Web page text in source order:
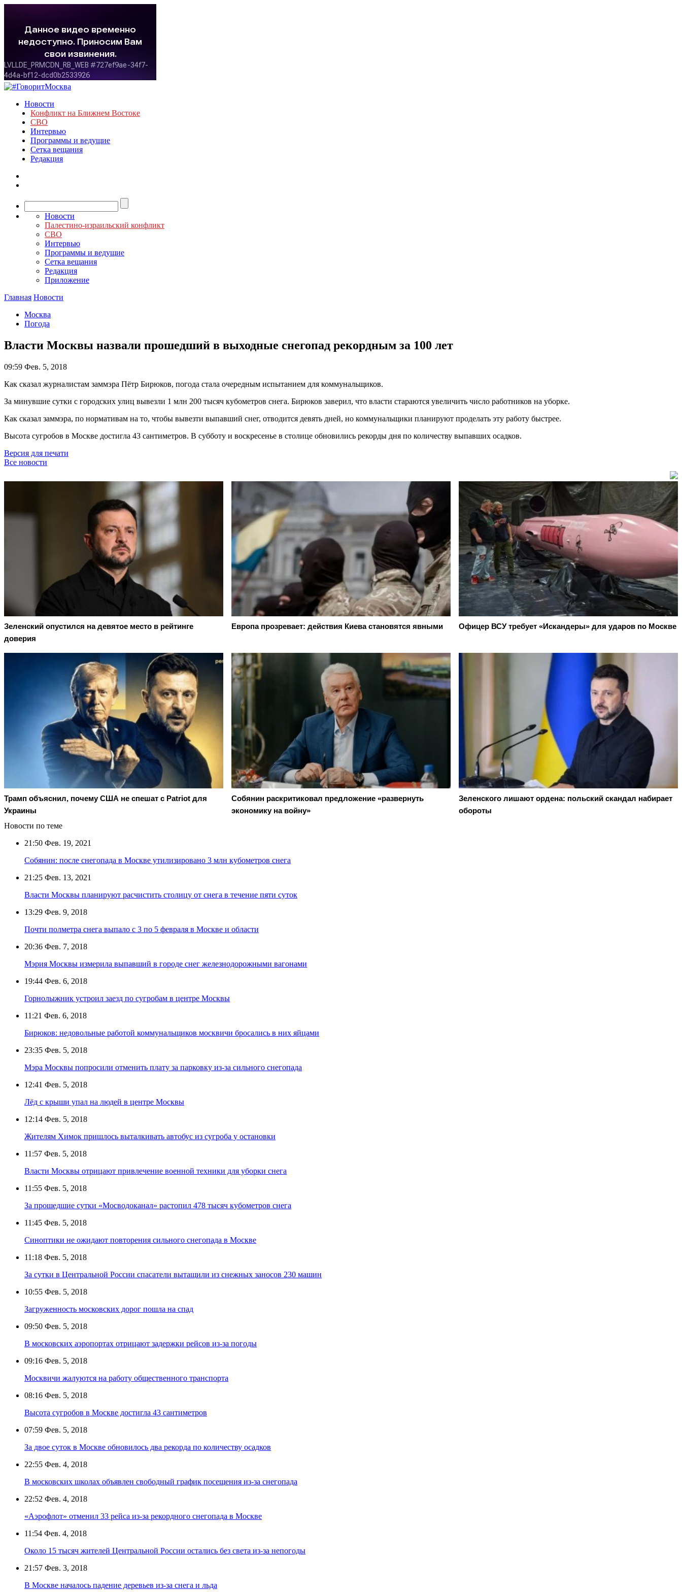
Новости
Конфликт на Ближнем Востоке
СВО
Интервью
Программы и ведущие
Сетка вещания
Редакция
Новости
Палестино-израильский конфликт
СВО
Интервью
Программы и ведущие
Сетка вещания
Редакция
Приложение
Главная Новости
Москва
Погода
Власти Москвы назвали прошедший в выходные снегопад рекордным за 100 лет
09:59 Фев. 5, 2018
Как сказал журналистам заммэра Пётр Бирюков, погода стала очередным испытанием для коммунальщиков.
За минувшие сутки с городских улиц вывезли 1 млн 200 тысяч кубометров снега. Бирюков заверил, что власти стараются увеличить число работников на уборке.
Как сказал заммэра, по нормативам на то, чтобы вывезти выпавший снег, отводится девять дней, но коммунальщики планируют проделать эту работу быстрее.
Высота сугробов в Москве достигла 43 сантиметров. В субботу и воскресенье в столице обновились рекорды дня по количеству выпавших осадков.
Версия для печати
Все новости
Зеленский опустился на девятое место в рейтинге
доверия
Европа прозревает: действия Киева становятся явными Офицер ВСУ требует «Искандеры» для ударов по Москве
Трамп объяснил, почему США не спешат с Patriot для
Украины
Собянин раскритиковал предложение «развернуть
экономику на войну»
Зеленского лишают ордена: польский скандал набирает
обороты
Новости по теме
21:50 Фев. 19, 2021
Собянин: после снегопада в Москве утилизировано 3 млн кубометров снега
21:25 Фев. 13, 2021
Власти Москвы планируют расчистить столицу от снега в течение пяти суток
13:29 Фев. 9, 2018
Почти полметра снега выпало с 3 по 5 февраля в Москве и области
20:36 Фев. 7, 2018
Мэрия Москвы измерила выпавший в городе снег железнодорожными вагонами
19:44 Фев. 6, 2018
Горнолыжник устроил заезд по сугробам в центре Москвы
11:21 Фев. 6, 2018
Бирюков: недовольные работой коммунальщиков москвичи бросались в них яйцами
23:35 Фев. 5, 2018
Мэра Москвы попросили отменить плату за парковку из-за сильного снегопада
12:41 Фев. 5, 2018
Лёд с крыши упал на людей в центре Москвы
12:14 Фев. 5, 2018
Жителям Химок пришлось выталкивать автобус из сугроба у остановки
11:57 Фев. 5, 2018
Власти Москвы отрицают привлечение военной техники для уборки снега
11:55 Фев. 5, 2018
За прошедшие сутки «Мосводоканал» растопил 478 тысяч кубометров снега
11:45 Фев. 5, 2018
Синоптики не ожидают повторения сильного снегопада в Москве
11:18 Фев. 5, 2018
За сутки в Центральной России спасатели вытащили из снежных заносов 230 машин
10:55 Фев. 5, 2018
Загруженность московских дорог пошла на спад
09:50 Фев. 5, 2018
В московских аэропортах отрицают задержки рейсов из-за погоды
09:16 Фев. 5, 2018
Москвичи жалуются на работу общественного транспорта
08:16 Фев. 5, 2018
Высота сугробов в Москве достигла 43 сантиметров
07:59 Фев. 5, 2018
За двое суток в Москве обновилось два рекорда по количеству осадков
22:55 Фев. 4, 2018
В московских школах объявлен свободный график посещения из-за снегопада
22:52 Фев. 4, 2018
«Аэрофлот» отменил 33 рейса из-за рекордного снегопада в Москве
11:54 Фев. 4, 2018
Около 15 тысяч жителей Центральной России остались без света из-за непогоды
21:57 Фев. 3, 2018
В Москве началось падение деревьев из-за снега и льда